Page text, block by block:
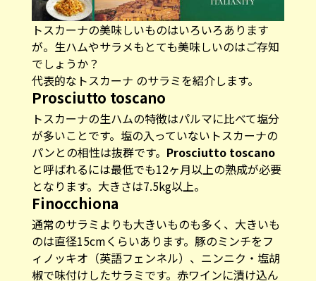
トスカーナの美味しいものはいろいろあります
が。生ハムやサラメもとても美味しいのはご存知
でしょうか？
代表的なトスカーナ のサラミを紹介します。
Prosciutto toscano
トスカーナの生ハムの特徴はパルマに比べて塩分
が多いことです。塩の入っていないトスカーナの
パンとの相性は抜群です。 Prosciutto toscano
と呼ばれるには最低でも12ヶ月以上の熟成が必要
となります。大きさは7.5kg以上。
Finocchiona
通常のサラミよりも大きいものも多く、大きいも
のは直径15cmくらいあります。豚のミンチをフ
ィノッキオ（英語フェンネル）、ニンニク・塩胡
椒で味付けしたサラミです。赤ワインに漬け込ん